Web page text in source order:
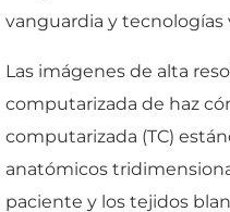
vanguardia y tecnologías
Las imágenes de alta
computarizada de haz
computarizada (TC)
anatómicos
paciente y los tejidos